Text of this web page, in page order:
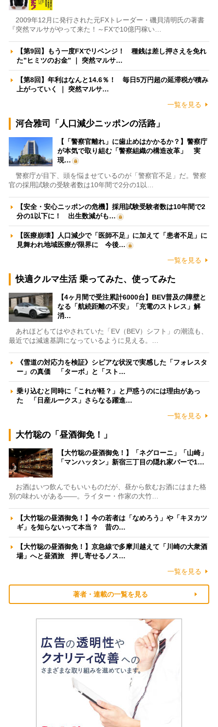
2009年12月に発行された元FXトレーダー・磯貝清明氏の著書
『突然マルサがやって来た！～FXで10億円稼い…
【第9回】もう一度FXでリベンジ！ 種銭は差し押さえを免れ
た”ヒミツのお金” ｜ 突然マルサ…
【第8回】年利はなんと14.6％！ 毎日5万円超の延滞税が積み
上がっていく ｜ 突然マルサ…
一覧を見る
河合雅司「人口減少ニッポンの活路」
【「警察官離れ」に歯止めはかかるか？】警察庁
が本気で取り組む「警察組織の構造改革」 実
現…
警察庁が目下、頭を悩ませているのが「警察官不足」だ。警察
官の採用試験の受験者数は10年間で2分の1以…
【安全・安心ニッポンの危機】採用試験受験者数は10年間で2
分の1以下に！ 出生数減がも…
【医療崩壊】人口減少で「医師不足」に加えて「患者不足」に
見舞われ地域医療が限界に 今後…
一覧を見る
快適クルマ生活 乗ってみた、使ってみた
【4ヶ月間で受注累計6000台】BEV普及の障壁と
なる「航続距離の不安」「充電のストレス」解
消…
あれほどもてはやされていた「EV（BEV）シフト」の潮流も、
最近では減速基調になっているように見える。…
《雪道の対応力を検証》シビアな状況で実感した「フォレスタ
ー」の真価 「ターボ」と「スト…
乗り込むと同時に「これが軽？」と戸惑うのには理由があっ
た 「日産ルークス」さらなる躍進…
一覧を見る
大竹聡の「昼酒御免！」
【大竹聡の昼酒御免！】「ネグローニ」「山崎」
「マンハッタン」新宿三丁目の隠れ家バーで1…
お酒はいつ飲んでもいいものだが、昼から飲むお酒にはまた格
別の味わいがある――。ライター・作家の大竹…
【大竹聡の昼酒御免！】今の若者は「なめろう」や「キヌカツ
ギ」を知らないって本当？ 昔の…
【大竹聡の昼酒御免！】京急線で多摩川越えて「川崎の大衆酒
場」へと昼酒旅 押し寄せるノス…
一覧を見る
著者・連載の一覧を見る